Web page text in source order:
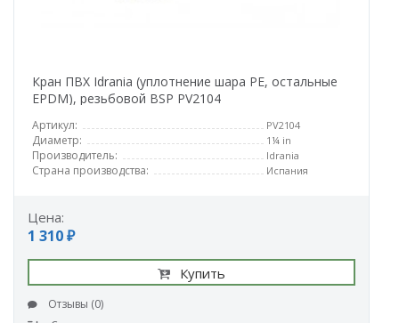
Кран ПВХ Idrania (уплотнение шара PE, остальные
EPDM), резьбовой BSP PV2104
Артикул: PV2104
Диаметр: 1¼ in
Производитель: Idrania
Страна производства: Испания
Цена:
1 310 ₽
Купить
Отзывы (0)